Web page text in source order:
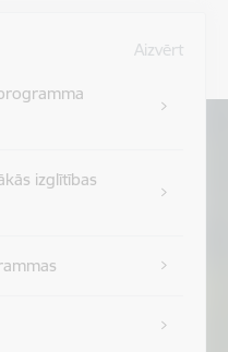
Aizvērt
izglītības